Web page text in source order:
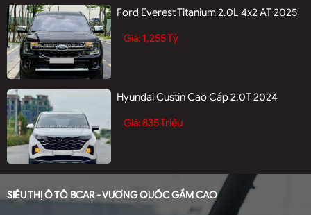
Ford Everest Titanium 2.0L 4x2 AT 2025
Giá: 1,255 Tỷ
Hyundai Custin Cao Cấp 2.0T 2024
Giá:835 Triệu
SIÊU THỊ Ô TÔ BCAR - VƯƠNG QUỐC GẦM CAO